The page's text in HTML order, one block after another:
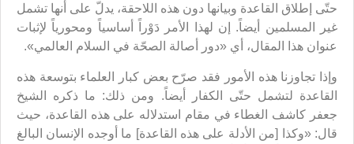
حتّى إطلاق القاعدة وبيانها دون هذه اللاحقة، يدلّ على أنها تشمل
غير المسلمين أيضاً. إن لهذا الأمر دَوْراً أساسياً ومحورياً لإثبات
عنوان هذا المقال، أي «دور أصالة الصحّة في السلام العالمي».
وإذا تجاوزنا هذه الأمور فقد صرّح بعض كبار العلماء بتوسعة هذه
القاعدة لتشمل حتّى الكفار أيضاً. ومن ذلك: ما ذكره الشيخ
جعفر كاشف الغطاء في مقام استدلاله على هذه القاعدة، حيث
قال: «وكذا [من الأدلة على هذه القاعدة] ما أوجده الإنسان البالغ